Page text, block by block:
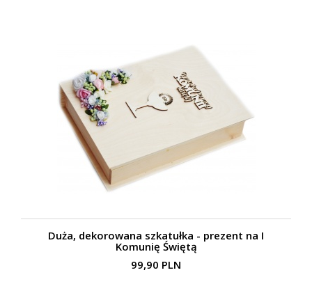
Duża, dekorowana szkatułka - prezent na I
Komunię Świętą
99,90 PLN